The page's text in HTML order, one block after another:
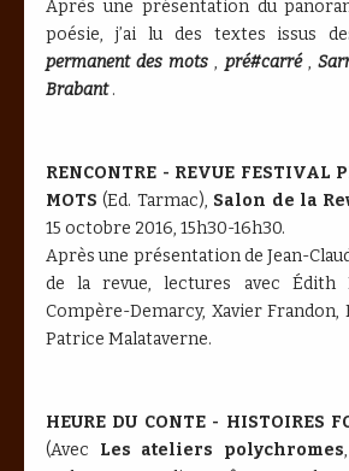
Après une présentation du
poésie, j’ai lu des textes issus
permanent des mots , pré#carré ,
Brabant .
RENCONTRE - REVUE FESTIVAL
MOTS (Ed. Tarmac), Salon de la
15 octobre 2016, 15h30-16h30.
Après une présentation de Jean-
de la revue, lectures avec Édith
Compère-Demarcy, Xavier Frandon,
Patrice Malataverne.
HEURE DU CONTE - HISTOIRES
(Avec Les ateliers polychromes